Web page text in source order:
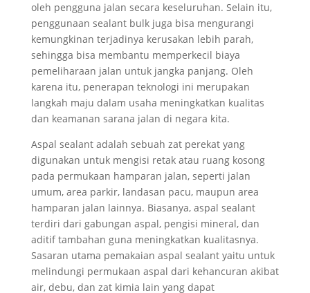
oleh pengguna jalan secara keseluruhan. Selain itu,
penggunaan sealant bulk juga bisa mengurangi
kemungkinan terjadinya kerusakan lebih parah,
sehingga bisa membantu memperkecil biaya
pemeliharaan jalan untuk jangka panjang. Oleh
karena itu, penerapan teknologi ini merupakan
langkah maju dalam usaha meningkatkan kualitas
dan keamanan sarana jalan di negara kita.
Aspal sealant adalah sebuah zat perekat yang
digunakan untuk mengisi retak atau ruang kosong
pada permukaan hamparan jalan, seperti jalan
umum, area parkir, landasan pacu, maupun area
hamparan jalan lainnya. Biasanya, aspal sealant
terdiri dari gabungan aspal, pengisi mineral, dan
aditif tambahan guna meningkatkan kualitasnya.
Sasaran utama pemakaian aspal sealant yaitu untuk
melindungi permukaan aspal dari kehancuran akibat
air, debu, dan zat kimia lain yang dapat